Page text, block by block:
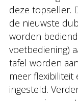
deze topseller.
de nieuwste
worden
voetbediening)
tafel worden
meer flexibiliteit
ingesteld.